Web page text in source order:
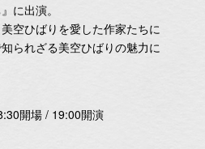
に出演。
空ひばりを愛した作家たちに
られざる美空ひばりの魅力に
開場 / 19:00開演